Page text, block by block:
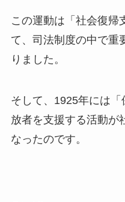
この運動は「社会復帰
て、司法制度の中で重
りました。
そして、1925年には
放者を支援する活動が
なったのです。